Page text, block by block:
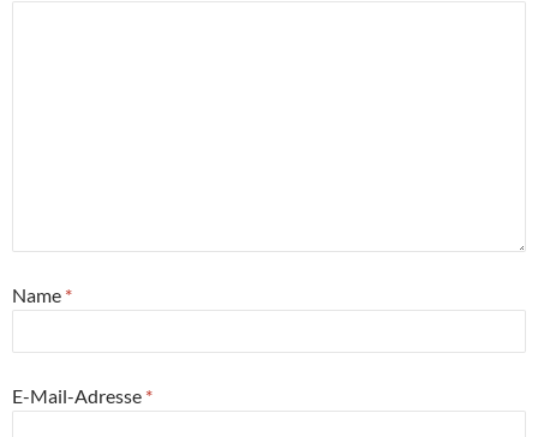
Name *
E-Mail-Adresse *